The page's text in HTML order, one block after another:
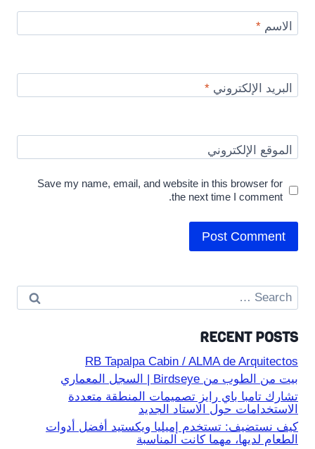
الاسم*
البريد الإلكتروني*
الموقع الإلكتروني
Save my name, email, and website in this browser for
the next time I comment.
Search
for:
RECENT POSTS
RB Tapalpa Cabin / ALMA de Arquitectos
بيت من الطوب من Birdseye | السجل المعماري
تشارك تامبا باي رايز تصميمات المنطقة متعددة
الاستخدامات حول الاستاد الجديد
كيف نستضيف: تستخدم إميليا ويكستيد أفضل أدوات
الطعام لديها، مهما كانت المناسبة